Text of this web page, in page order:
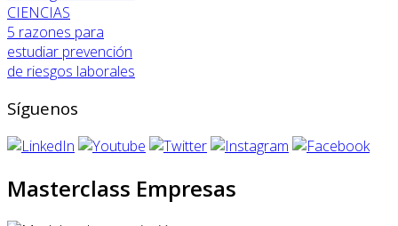
CIENCIAS
5 razones para
estudiar prevención
de riesgos laborales
Síguenos
Masterclass Empresas